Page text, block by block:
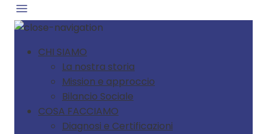
CHI SIAMO
La nostra storia
Mission e approccio
Bilancio Sociale
COSA FACCIAMO
Diagnosi e Certificazioni